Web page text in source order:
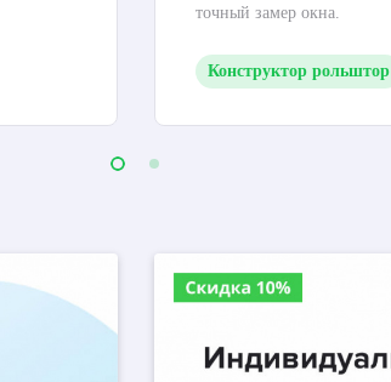
точный замер окна.
Конструктор рольштор